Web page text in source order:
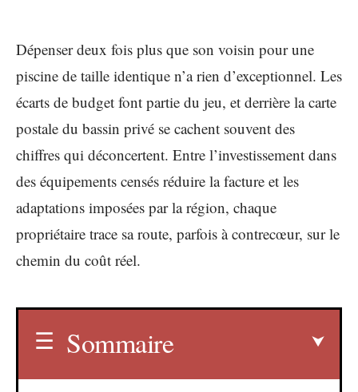
Dépenser deux fois plus que son voisin pour une
piscine de taille identique n’a rien d’exceptionnel. Les
écarts de budget font partie du jeu, et derrière la carte
postale du bassin privé se cachent souvent des
chiffres qui déconcertent. Entre l’investissement dans
des équipements censés réduire la facture et les
adaptations imposées par la région, chaque
propriétaire trace sa route, parfois à contrecœur, sur le
chemin du coût réel.
Sommaire